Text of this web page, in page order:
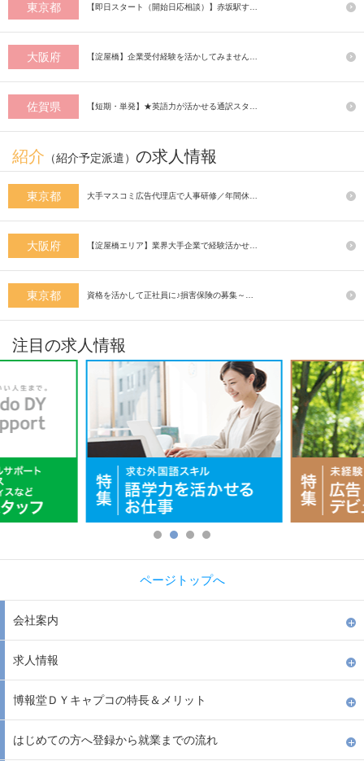
東京都 【即日スタート（開始日応相談）】赤坂駅す…
大阪府 【淀屋橋】企業受付経験を活かしてみません…
佐賀県 【短期・単発】★英語力が活かせる通訳スタ…
紹介 （紹介予定派遣） の求人情報
東京都 大手マスコミ広告代理店で人事研修／年間休…
大阪府 【淀屋橋エリア】業界大手企業で経験活かせ…
東京都 資格を活かして正社員に♪損害保険の募集～…
注目の求人情報
ページトップへ
会社案内
求人情報
博報堂ＤＹキャプコの特長＆メリット
はじめての方へ登録から就業までの流れ